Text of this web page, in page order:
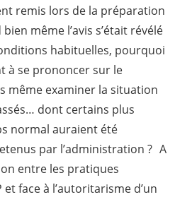
remis lors de la préparation
même l’avis s’était révélé
habituelles, pourquoi
à se prononcer sur le
même examiner la situation
dont certains plus
normal auraient été
par l’administration ? A
entre les pratiques
face à l’autoritarisme d’un